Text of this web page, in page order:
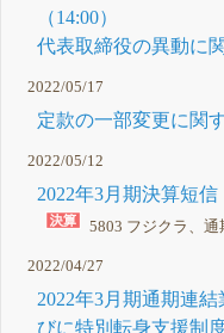
（14:00）
代表取締役の異動に
2022/05/17
定款の一部変更に関
2022/05/12
2022年3月期決算短信
5803 フジクラ、通
2022/04/27
2022年3月期通期連
びに特別転身支援制